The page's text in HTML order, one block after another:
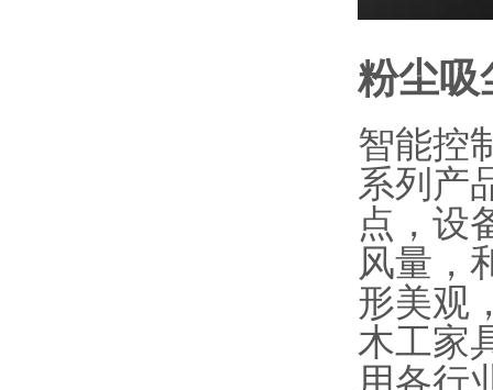
粉尘吸
智能控
系列产
点，设
风量，
形美观
木工家
用各行